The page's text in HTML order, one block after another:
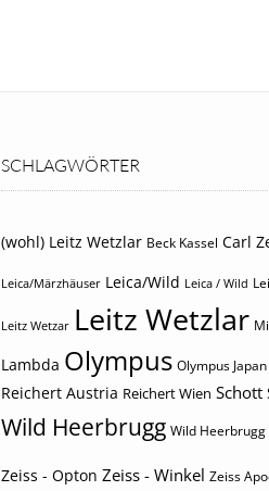
SCHLAGWÖRTER
(wohl) Leitz Wetzlar Beck Kassel Carl
Leica/Märzhäuser Leica/Wild Leica / Wild
Leitz Wetzar Leitz Wetzlar
Lambda Olympus Olympus Japan
Reichert Austria Reichert Wien Schott
Wild Heerbrugg Wild Heerbrugg
Zeiss - Opton Zeiss - Winkel Zeiss